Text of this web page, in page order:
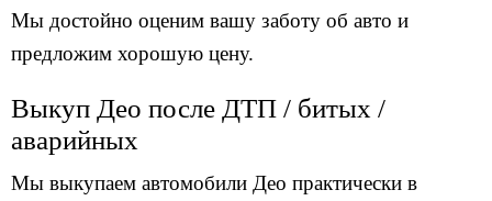
Мы достойно оценим вашу заботу об авто и
предложим хорошую цену.
Выкуп Део после ДТП / битых /
аварийных
Мы выкупаем автомобили Део практически в